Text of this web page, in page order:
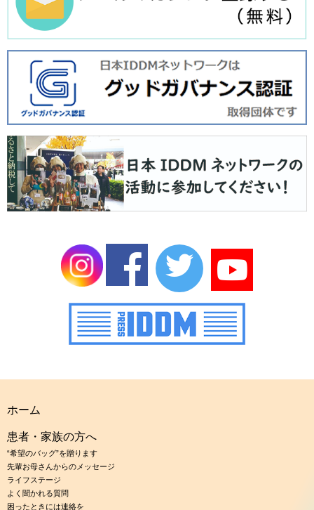
ホーム
患者・家族の方へ
“希望のバッグ”を贈ります
先輩お母さんからのメッセージ
ライフステージ
よく聞かれる質問
困ったときには連絡を